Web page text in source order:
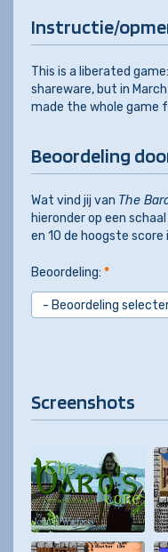
Instructie/
This is a liberated
shareware, but in
made the whole game
Beoordeling
Wat vind jij van The
hieronder op een
en 10 de hoogste score
Beoordeling: *
Screenshots